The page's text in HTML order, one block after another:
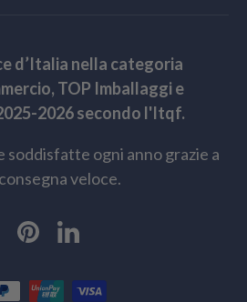
d’Italia nella categoria
TOP Imballaggi e
2026 secondo l'Itqf.
soddisfatte ogni anno grazie a
veloce.
PinterestLinkedIn
accettati